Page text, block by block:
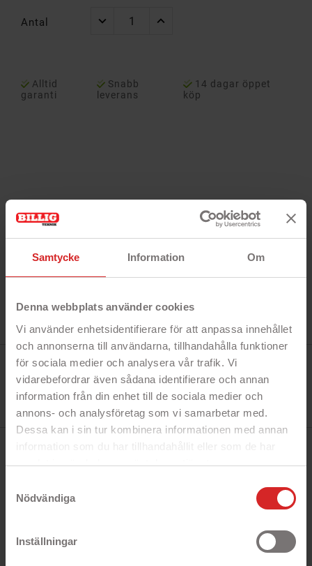
Samtycke Information Om
Denna webbplats använder cookies
Vi använder enhetsidentifierare för att anpassa innehållet
och annonserna till användarna, tillhandahålla funktioner
för sociala medier och analysera vår trafik. Vi
vidarebefordrar även sådana identifierare och annan
information från din enhet till de sociala medier och
annons- och analysföretag som vi samarbetar med.
Dessa kan i sin tur kombinera informationen med annan
information som du har tillhandahållit eller som de har
samlat in när du har använt deras tjänster.
Nödvändiga
Inställningar
Antal
Alltid
garanti
Snabb
leverans
14 dagar öppet
köp
Tillverkare:
Goobay
Referens:
77113
I lager
3 objekt
Snabbfakta!